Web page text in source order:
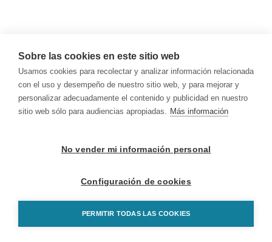
Sobre las cookies en este sitio web
Usamos cookies para recolectar y analizar información relacionada
con el uso y desempeño de nuestro sitio web, y para mejorar y
personalizar adecuadamente el contenido y publicidad en nuestro
sitio web sólo para audiencias apropiadas. Más información
No vender mi información personal
Configuración de cookies
PERMITIR TODAS LAS COOKIES